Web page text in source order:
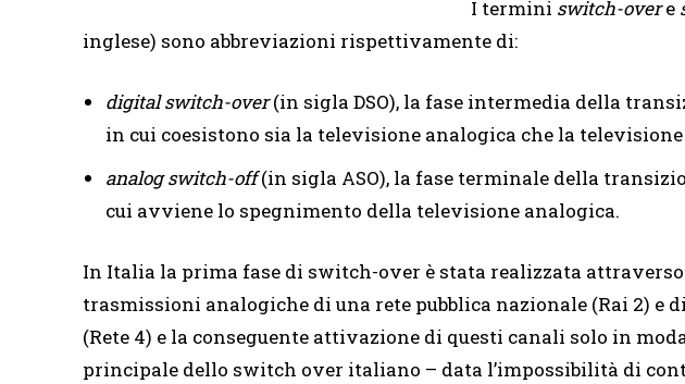
I termini switch-overe
inglese) sono abbreviazioni rispettivamente di:
digital switch-over(in sigla DSO), la fase intermedia della
in cui coesistono sia la televisione analogica che la
analog switch-off(in sigla ASO), la fase terminale della
cui avviene lo spegnimento della televisione analogica.
In Italia la prima fase di switch-over è stata realizzata
trasmissioni analogiche di una rete pubblica nazionale (Rai 2) e
(Rete 4) e la conseguente attivazione di questi canali solo in
principale dello switch over italiano – data l’impossibilità di